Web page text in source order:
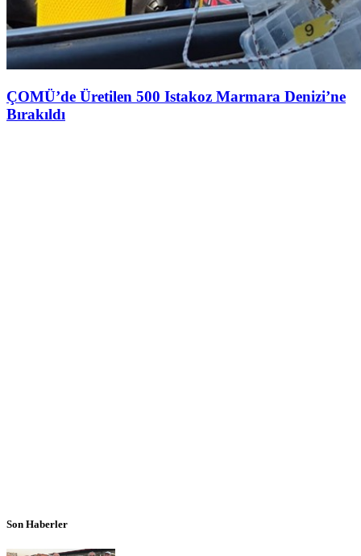
ÇOMÜ’de Üretilen 500 Istakoz Marmara Denizi’ne
Bırakıldı
Son Haberler